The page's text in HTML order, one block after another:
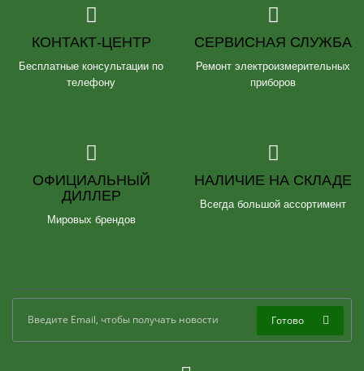
КОНТАКТ-ЦЕНТР
Бесплатные консультации по
телефону
СЕРВИСНАЯ СЛУЖБА
Ремонт электроизмерительных
приборов
ОФИЦИАЛЬНЫЙ
ДИЛЛЕР
Мировых брендов
НАЛИЧИЕ НА СКЛАДЕ
Всегда большой ассортимент
Готово